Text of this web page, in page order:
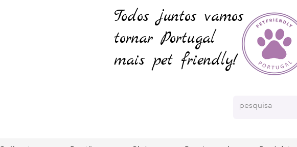
Todos juntos vamos
tornarPortugal
mais pet friendly!